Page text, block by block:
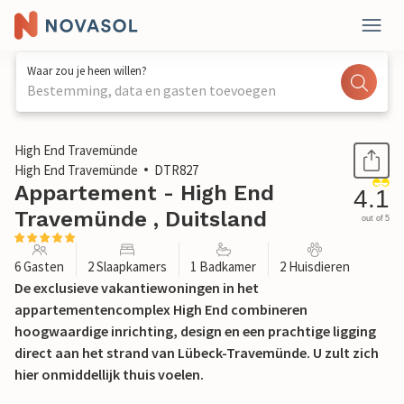
Waar zou je heen willen?
Bestemming, data en gasten toevoegen
1 / 32
High End Travemünde
High End Travemünde
DTR827
Appartement - High End
Travemünde , Duitsland
4.1
out of 5
6 Gasten 2 Slaapkamers 1 Badkamer 2 Huisdieren
De exclusieve vakantiewoningen in het
appartementencomplex High End combineren
hoogwaardige inrichting, design en een prachtige ligging
direct aan het strand van Lübeck-Travemünde. U zult zich
hier onmiddellijk thuis voelen.